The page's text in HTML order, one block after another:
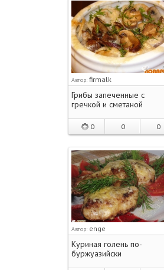
Автор: firmalk
Грибы запеченные с
гречкой и сметаной
0 0 0
Автор: enge
Куриная голень по-
буржуазийски